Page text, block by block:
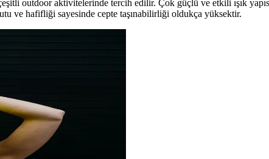
outdoor aktivitelerinde tercih edilir. Çok güçlü ve etkili ışık
ve hafifliği sayesinde cepte taşınabilirliği oldukça yüksektir.